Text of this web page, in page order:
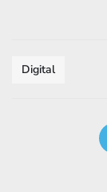
Digital